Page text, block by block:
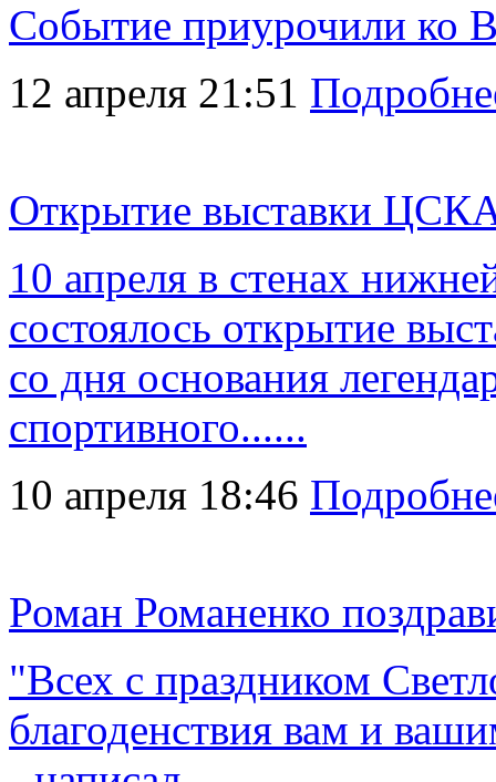
Событие приурочили ко
12 апреля 21:51
Открытие выставки
10 апреля в стенах
состоялось открытие
со дня основания
спортивного......
10 апреля 18:46
Роман Романенко
"Всех с праздником
благоденствия вам и